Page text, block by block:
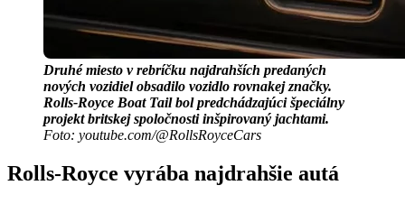
Druhé miesto v rebríčku najdrahších predaných
nových vozidiel obsadilo vozidlo rovnakej značky.
Rolls-Royce Boat Tail bol predchádzajúci špeciálny
projekt britskej spoločnosti inšpirovaný jachtami.
Foto: youtube.com/@RollsRoyceCars
Rolls-Royce vyrába najdrahšie autá